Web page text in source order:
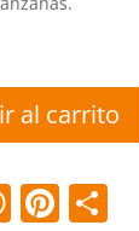
al carrito
W Pi C